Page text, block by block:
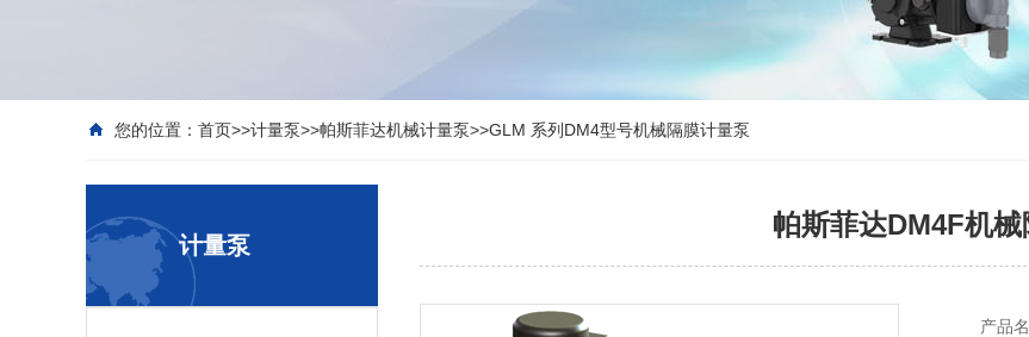
您的位置： 首页>>计量泵>>帕斯菲达机械计量泵>>GLM 系列DM4型号机械隔膜计量泵
计量泵
帕斯菲达DM4F机
产品